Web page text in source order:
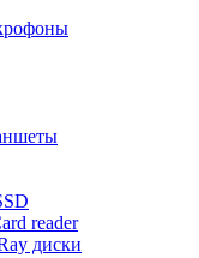
reader
диски